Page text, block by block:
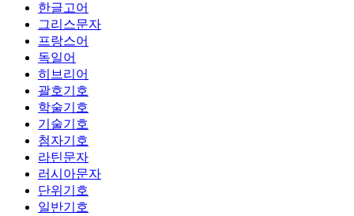
한글고어
그리스문자
프랑스어
독일어
히브리어
괄호기호
학술기호
기술기호
첨자기호
라틴문자
러시아문자
단위기호
일반기호